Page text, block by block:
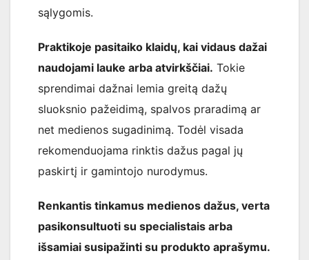
sąlygomis.
Praktikoje pasitaiko klaidų, kai vidaus dažai
naudojami lauke arba atvirkščiai. Tokie
sprendimai dažnai lemia greitą dažų
sluoksnio pažeidimą, spalvos praradimą ar
net medienos sugadinimą. Todėl visada
rekomenduojama rinktis dažus pagal jų
paskirtį ir gamintojo nurodymus.
Renkantis tinkamus medienos dažus, verta
pasikonsultuoti su specialistais arba
išsamiai susipažinti su produkto aprašymu.